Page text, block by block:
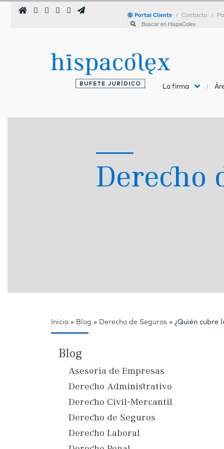
Portal Cliente Contacto
La firma
Derecho
Inicio » Blog » Derecho de Seguros » ¿Quién cubre
Blog
Asesoría de Empresas
Derecho Administrativo
Derecho Civil-Mercantil
Derecho de Seguros
Derecho Laboral